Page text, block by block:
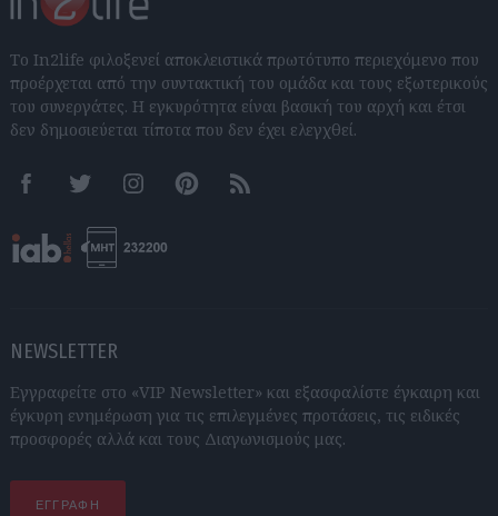
Το In2life φιλοξενεί αποκλειστικά πρωτότυπο περιεχόμενο που
προέρχεται από την συντακτική του ομάδα και τους εξωτερικούς
του συνεργάτες. Η εγκυρότητα είναι βασική του αρχή και έτσι
δεν δημοσιεύεται τίποτα που δεν έχει ελεγχθεί.
FacebookTwitter InstagramPinterestRSS feeds
NEWSLETTER
Εγγραφείτε στο «VIP Newsletter» και εξασφαλίστε έγκαιρη και
έγκυρη ενημέρωση για τις επιλεγμένες προτάσεις, τις ειδικές
προσφορές αλλά και τους Διαγωνισμούς μας.
ΕΓΓΡΑΦΗ